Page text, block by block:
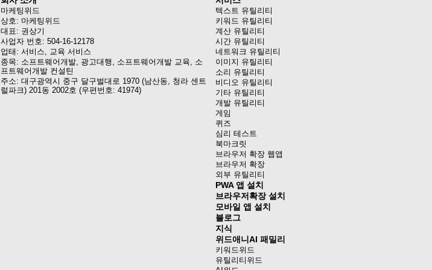
마케팅위드
상호: 마케팅위드
대표: 권상기
사업자 번호: 504-16-12178
업태: 서비스, 교육 서비스
종목: 소프트웨어개발, 광고대행, 소프트웨어개발 교육, 소
프트웨어개발 컨설틴
주소: 대구광역시 중구 달구벌대로 1970 (남산동, 청라 센트
럴파크) 201동 2002호 (우편번호: 41974)
텍스트 유틸리티
키워드 유틸리티
계산 유틸리티
시간 유틸리티
네트워크 유틸리티
이미지 유틸리티
소리 유틸리티
비디오 유틸리티
기타 유틸리티
개발 유틸리티
게임
퀴즈
심리 테스트
북마크릿
브라우저 확장 웹앱
브라우저 확장
외부 유틸리티
PWA 앱 설치
브라우저확장 설치
모바일 앱 설치
블로그
지식
위드애니AI 패밀리
키워드위드
유틸리티위드